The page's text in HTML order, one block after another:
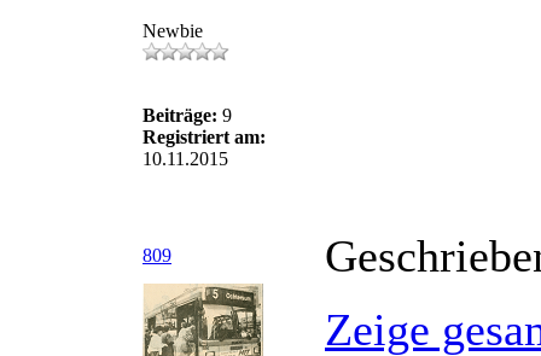
Newbie
Beiträge: 9
Registriert am:
10.11.2015
809
Zeige